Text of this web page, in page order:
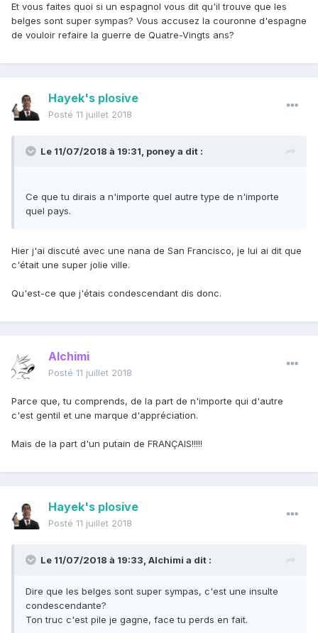
Et vous faites quoi si un espagnol vous dit qu'il trouve que les
belges sont super sympas? Vous accusez la couronne d'espagne
de vouloir refaire la guerre de Quatre-Vingts ans?
Hayek's plosive
Posté 11 juillet 2018
Le 11/07/2018 à 19:31, poneya dit :
Ce que tu dirais a n'importe quel autre type de n'importe
quel pays.
Hier j'ai discuté avec une nana de San Francisco, je lui ai dit que
c'était une super jolie ville.
Qu'est-ce que j'étais condescendant dis donc.
Alchimi
Posté 11 juillet 2018
Parce que, tu comprends, de la part de n'importe qui d'autre
c'est gentil et une marque d'appréciation.
Mais de la part d'un putain de FRANÇAIS!!!!!
Hayek's plosive
Posté 11 juillet 2018
Le 11/07/2018 à 19:33, Alchimi a dit :
Dire que les belges sont super sympas, c'est une insulte
condescendante?
Ton truc c'est pile je gagne, face tu perds en fait.